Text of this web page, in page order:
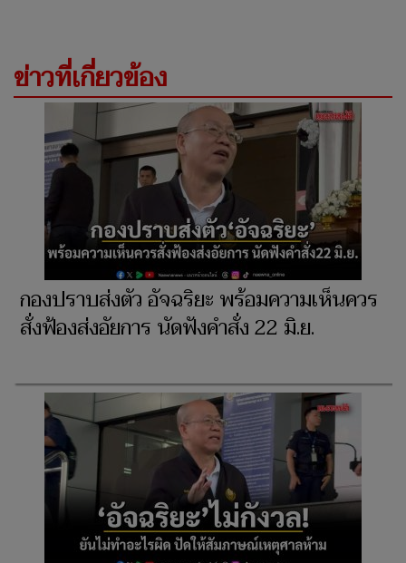
ข่าวที่เกี่ยวข้อง
กองปราบส่งตัว อัจฉริยะ พร้อมความเห็นควร
สั่งฟ้องส่งอัยการ นัดฟังคำสั่ง 22 มิ.ย.